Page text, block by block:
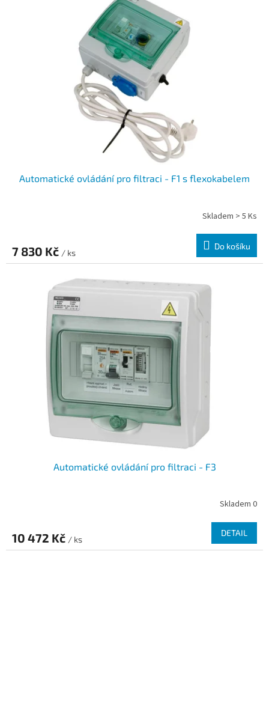
Automatické ovládání pro filtraci - F1 s flexokabelem
Skladem > 5 Ks
7 830 Kč / ks
Do košíku
Automatické ovládání pro filtraci - F3
Skladem 0
10 472 Kč / ks
DETAIL